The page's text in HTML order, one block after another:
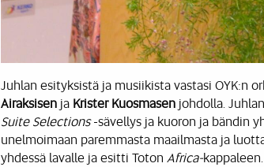
Juhlan esityksistä ja musiikista vastasi OYK:n
Airaksisen ja Krister Kuosmasen johdolla.
Suite Selections-sävellys ja kuoron ja bändin
unelmoimaan paremmasta maailmasta ja
yhdessä lavalle ja esitti Toton Africa-kappaleen.